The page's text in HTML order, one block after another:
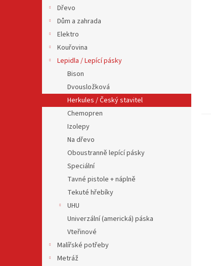
Dřevo
Dům a zahrada
Elektro
Kouřovina
Lepidla / Lepící pásky
Bison
Dvousložková
Herkules / Český stavitel
Chemopren
Izolepy
Na dřevo
Oboustranně lepící pásky
Speciální
Tavné pistole + náplně
Tekuté hřebíky
UHU
Univerzální (americká) páska
Vteřinové
Malířské potřeby
Metráž